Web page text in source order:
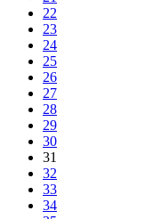
22
23
24
25
26
27
28
29
30
31
32
33
34